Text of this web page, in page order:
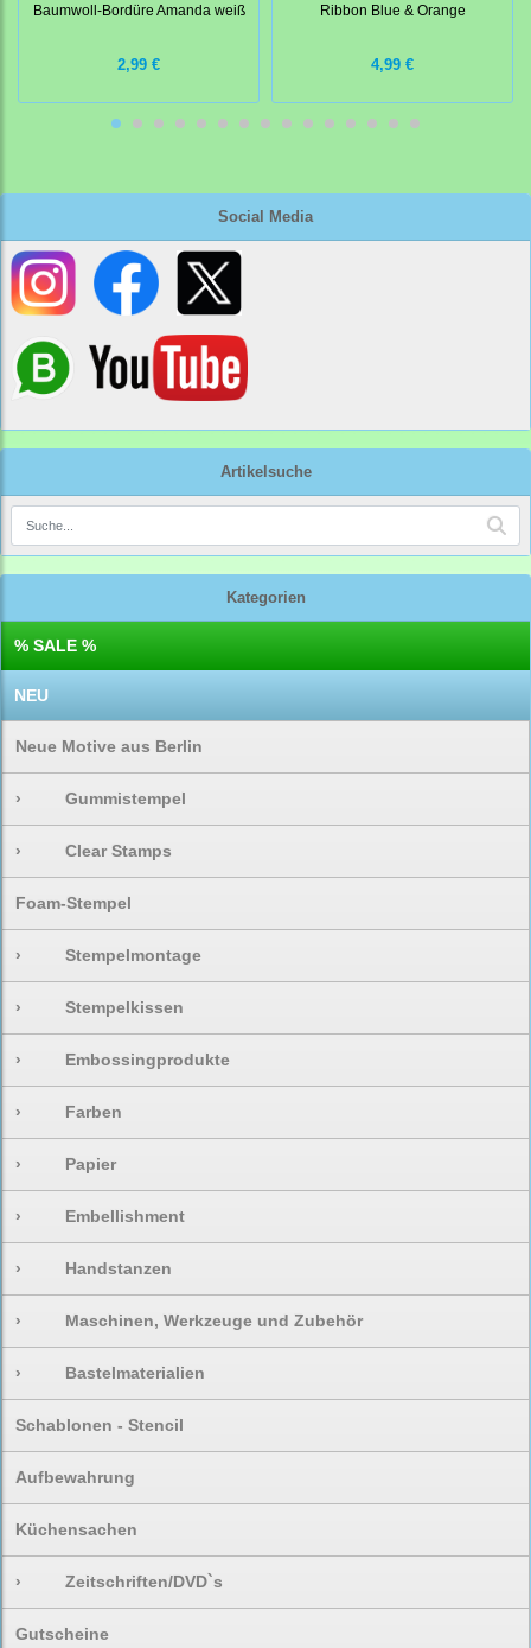
Social Media
Artikelsuche
Kategorien
% SALE %
NEU
Neue Motive aus Berlin
› Gummistempel
› Clear Stamps
Foam-Stempel
› Stempelmontage
› Stempelkissen
› Embossingprodukte
› Farben
› Papier
› Embellishment
› Handstanzen
› Maschinen, Werkzeuge und Zubehör
› Bastelmaterialien
Schablonen - Stencil
Aufbewahrung
Küchensachen
› Zeitschriften/DVD`s
Gutscheine
Baumwoll-Bordüre Amanda weiß
2,99 €
Ribbon Blue & Orange
4,99 €